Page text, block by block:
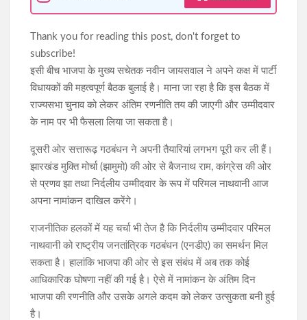
Thank you for reading this post, don't forget to
subscribe!
इसी बीच भाजपा के मुख्य सचेतक नवीन जायसवाल ने अपने कक्ष में पार्टी
विधायकों की महत्वपूर्ण बैठक बुलाई है। माना जा रहा है कि इस बैठक में
राज्यसभा चुनाव को लेकर अंतिम रणनीति तय की जाएगी और उम्मीदवार
के नाम पर भी फैसला लिया जा सकता है।
दूसरी ओर सत्तारूढ़ गठबंधन ने अपनी तैयारियां लगभग पूरी कर ली हैं।
झारखंड मुक्ति मोर्चा (झामुमो) की ओर से बैजनाथ राम, कांग्रेस की ओर
से प्रणव झा तथा निर्दलीय उम्मीदवार के रूप में परिमल नाथवानी आज
अपना नामांकन दाखिल करेंगे।
राजनीतिक हलकों में यह चर्चा भी तेज है कि निर्दलीय उम्मीदवार परिमल
नाथवानी को राष्ट्रीय जनतांत्रिक गठबंधन (एनडीए) का समर्थन मिल
सकता है। हालांकि भाजपा की ओर से इस संबंध में अब तक कोई
आधिकारिक घोषणा नहीं की गई है। ऐसे में नामांकन के अंतिम दिन
भाजपा की रणनीति और उसके अगले कदम को लेकर उत्सुकता बनी हुई
है।